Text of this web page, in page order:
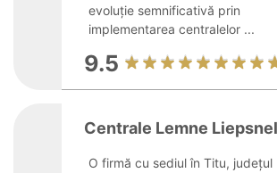
evoluție semnificativă prin
implementarea centralelor ...
9.5
Centrale Lemne
O firmă cu sediul în Titu, județul